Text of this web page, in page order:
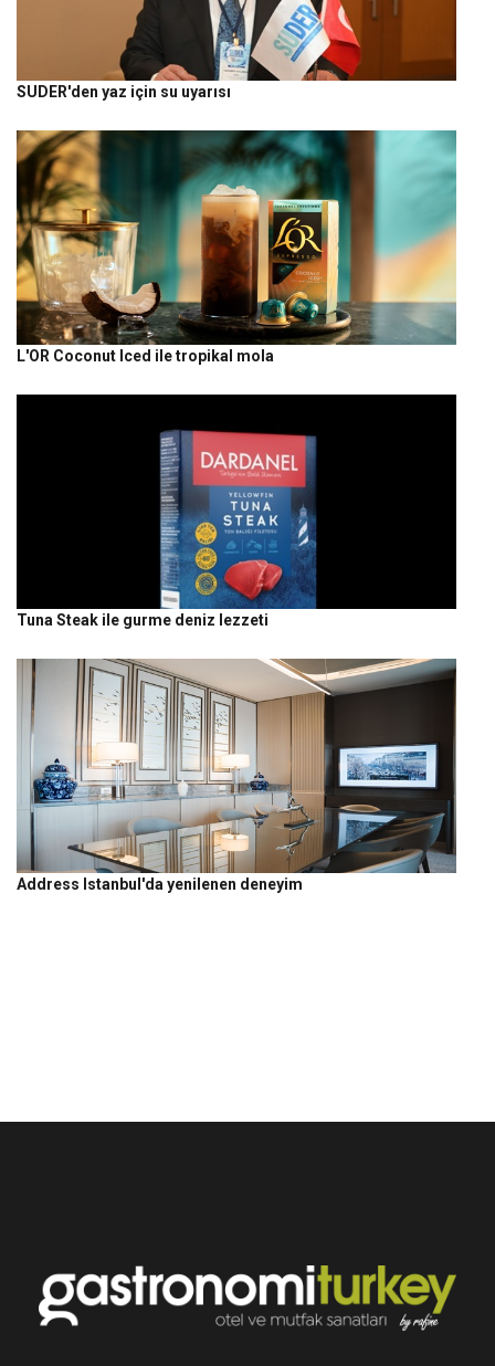
SUDER'den yaz için su uyarısı
L'OR Coconut Iced ile tropikal mola
Tuna Steak ile gurme deniz lezzeti
Address Istanbul'da yenilenen deneyim